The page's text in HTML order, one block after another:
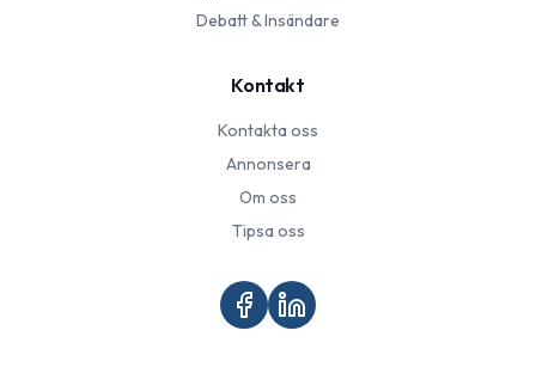
Debatt & Insändare
Kontakt
Kontakta oss
Annonsera
Om oss
Tipsa oss